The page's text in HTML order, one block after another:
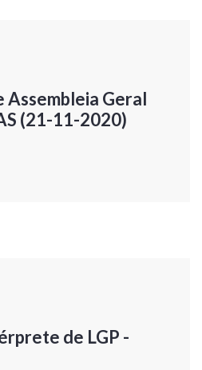
Geral
(21-11-2020)
de LGP -